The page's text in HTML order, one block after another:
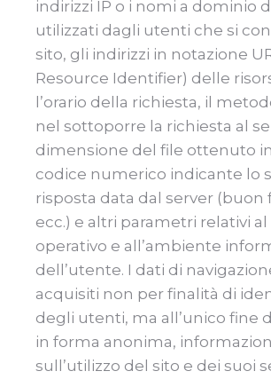
indirizzi IP o i nomi a dominio
utilizzati dagli utenti che si
sito, gli indirizzi in notazione
Resource Identifier) delle
l’orario della richiesta, il
nel sottoporre la richiesta al
dimensione del file ottenuto in
codice numerico indicante lo
risposta data dal server (buon
ecc.) e altri parametri relativi
operativo e all’ambiente
dell’utente. I dati di
acquisiti non per finalità di
degli utenti, ma all’unico fine
in forma anonima,
sull’utilizzo del sito e dei suoi